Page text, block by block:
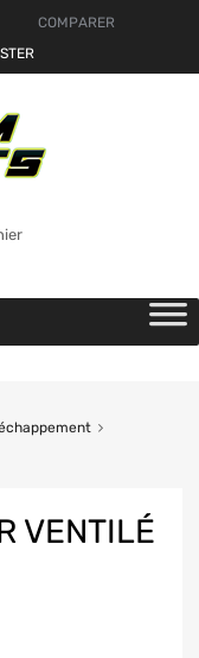
COMPARER
VENTILÉ